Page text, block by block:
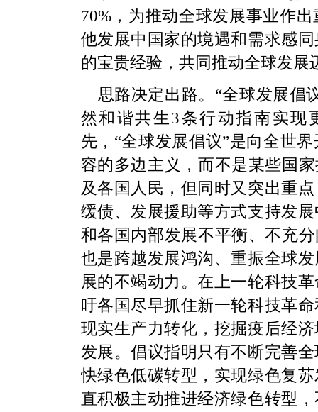
70%，为推动全球发展事业作
他发展中国家的境遇和需求感
的宝贵经验，共同推动全球发展
思路决定出路。“全球发展倡
然和谐共生3条行动指南实现
先，“全球发展倡议”是向全世
容的多边主义，而不是某些国
及各国人民，但同时又突出重
缓债、发展援助等方式支持发
和各国内部发展不平衡、不充
也是跨越发展鸿沟、重振全球
展的不竭动力。在上一轮科技
吁各国尽早抓住新一轮科技革
现实生产力转化，挖掘疫后经
发展。倡议指明只有不断完善
快绿色低碳转型，实现绿色复
直积极主动推进经济绿色转型